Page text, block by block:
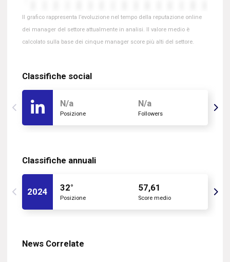
Il grafico rappresenta l’evoluzione nel tempo della reputazione online
dei manager del settore attualmente in analisi. Il valore medio è
calcolato sulla base dei cinque manager score più alti del settore.
Classifiche social
N/a
Posizione
N/a
Followers
Classifiche annuali
2024 32°
Posizione
57,61
Score medio
News Correlate